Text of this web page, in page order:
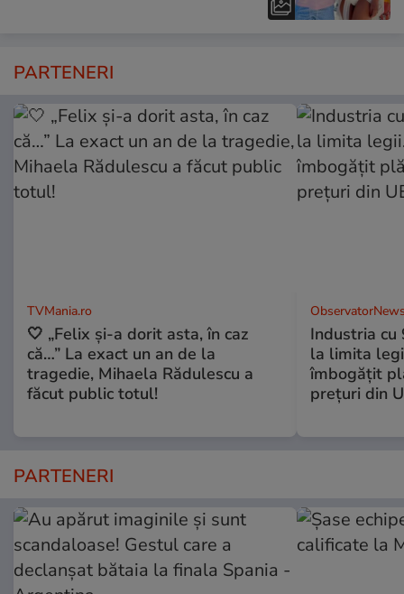
PARTENERI
TVMania.ro
🤍 „Felix și-a dorit asta, în caz
că…” La exact un an de la
tragedie, Mihaela Rădulescu a
făcut public totul!
Industria
la limita
îmbogăţit
preţuri din
PARTENERI